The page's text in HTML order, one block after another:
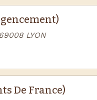
LYON
De France)